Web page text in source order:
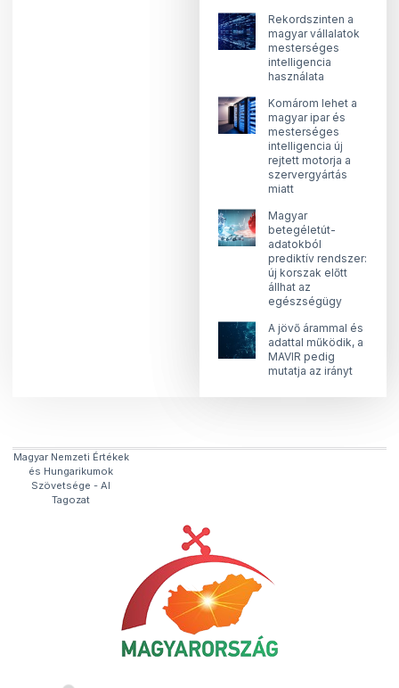
Rekordszinten a
magyar vállalatok
mesterséges
intelligencia
használata
Komárom lehet a
magyar ipar és
mesterséges
intelligencia új
rejtett motorja a
szervergyártás
miatt
Magyar
betegéletút-
adatokból
prediktív rendszer:
új korszak előtt
állhat az
egészségügy
A jövő árammal és
adattal működik, a
MAVIR pedig
mutatja az irányt
Magyar Nemzeti Értékek
és Hungarikumok
Szövetsége​ - AI
Tagozat